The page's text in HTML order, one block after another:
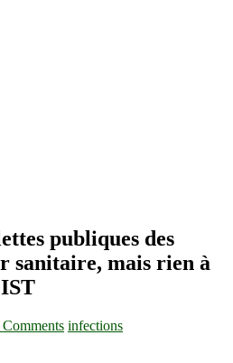
publiques des
sanitaire, mais rien à
infections